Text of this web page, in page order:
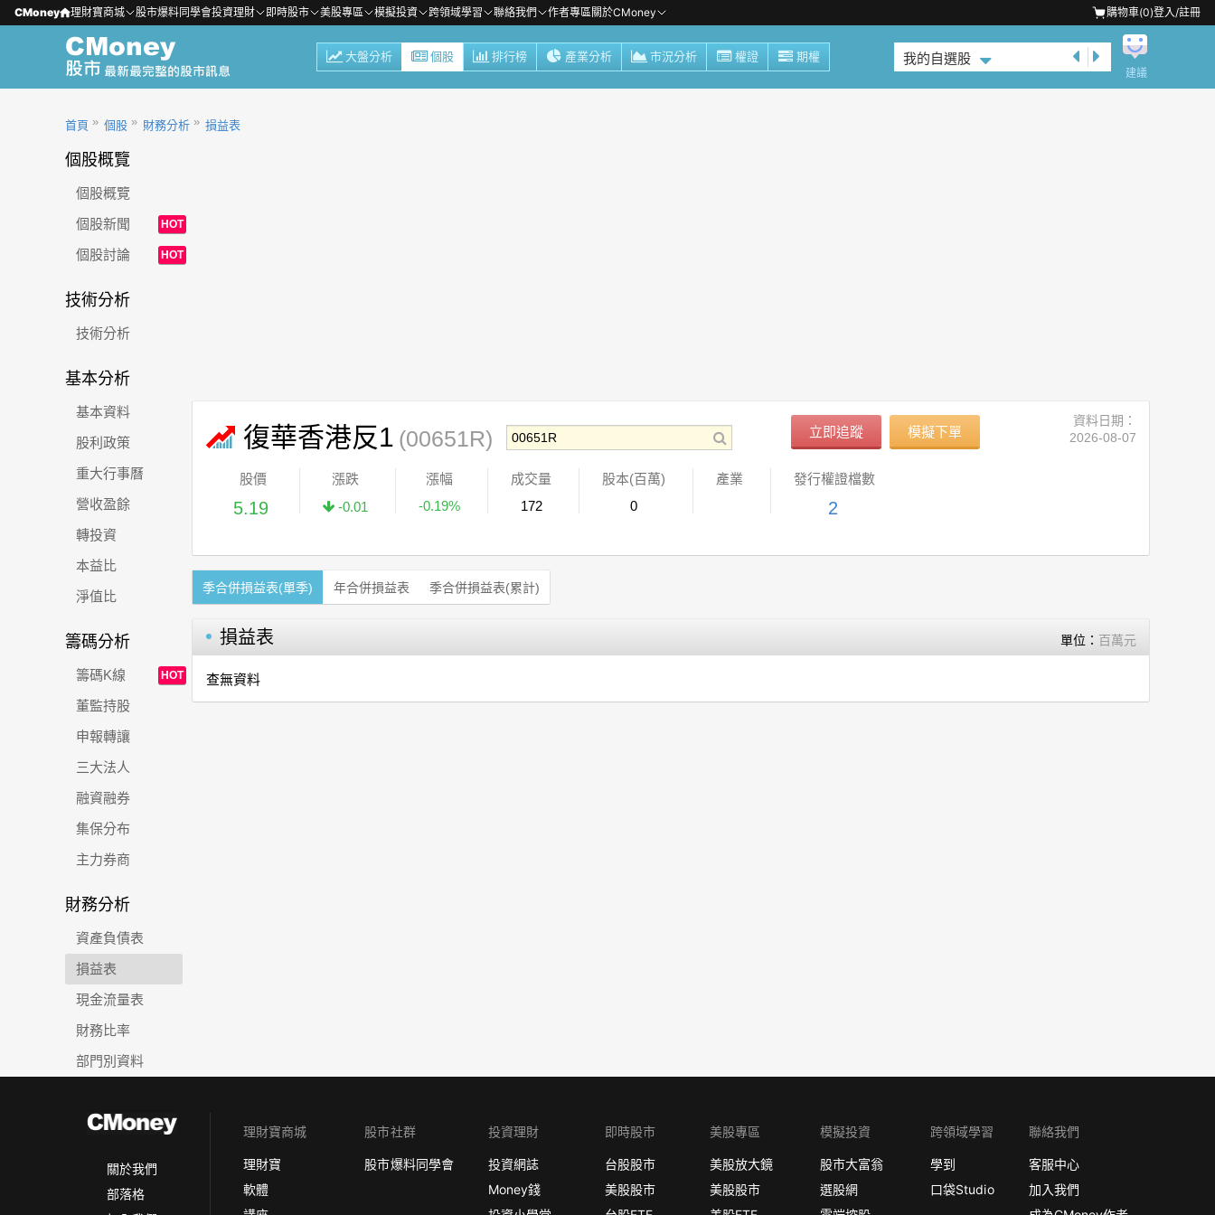
CMoney 理財寶商城 股市爆料同學會投資理財 即時股市 美股專區 模擬投資 跨領域學習 聯絡我們 作者專區關於CMoney 購物車(0)登入/註冊
大盤分析 個股 排行榜 產業分析 市況分析 權證 期權 我的自選股
建議
首頁 個股 財務分析 損益表
個股概覽
個股概覽
個股新聞
HOT
個股討論 HOT
技術分析
技術分析
基本分析
基本資料
股利政策
重大行事曆
營收盈餘
轉投資
本益比
淨值比
籌碼分析
籌碼K線 HOT
董監持股
申報轉讓
三大法人
融資融券
集保分布
主力券商
財務分析
資產負債表
損益表
現金流量表
財務比率
部門別資料
復華香港反1 (00651R) 立即追蹤 模擬下單
資料日期：
2026-08-07
股價
5.19
漲跌
-0.01
漲幅
-0.19%
成交量
172
股本(百萬)
0
產業 發行權證檔數
2
季合併損益表(單季) 年合併損益表 季合併損益表(累計)
損益表 單位： 百萬元
查無資料
關於我們
部落格
理財寶商城
理財寶
軟體
股市社群
股市爆料同學會
投資理財
投資網誌
Money錢
即時股市
台股股市
美股股市
美股專區
美股放大鏡
美股股市
模擬投資
股市大富翁
選股網
跨領域學習
學到
口袋Studio
聯絡我們
客服中心
加入我們